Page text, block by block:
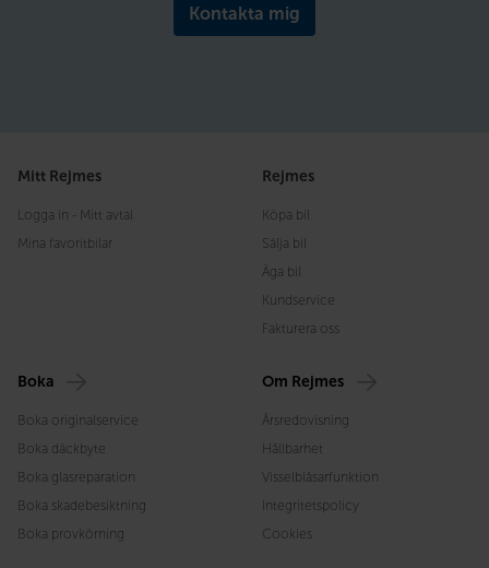
Mitt Rejmes
Logga in - Mitt avtal
Mina favoritbilar
Rejmes
Köpa bil
Sälja bil
Äga bil
Kundservice
Fakturera oss
Boka
Boka originalservice
Boka däckbyte
Boka glasreparation
Boka skadebesiktning
Boka provkörning
Om Rejmes
Årsredovisning
Hållbarhet
Visselblåsarfunktion
Integritetspolicy
Cookies